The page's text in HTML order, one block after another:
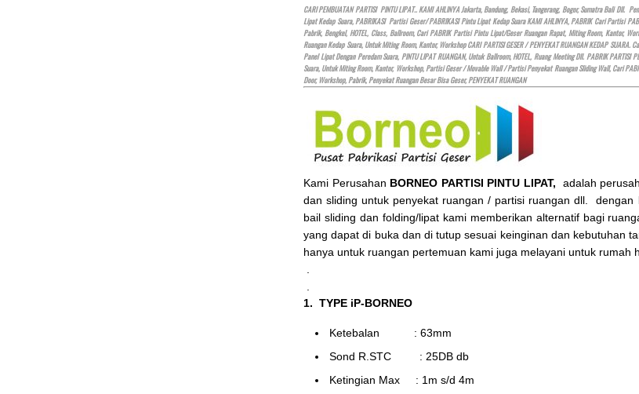
CARI PEMBUATAN PARTISI PINTU LIPAT.. KAMI AHLINYA Jakarta, Bandung, Bekasi, Tangerang, Bogor, Sumatra Bali Dll.
Lipat Kedap Suara, PABRIKASI Partisi Geser/ PABRIKASI Pintu Lipat Kedap Suara KAMI AHLINYA, PABRIK Cari Partisi
Pabrik, Bengkel, HOTEL, Class, Ballroom, Cari PABRIK Partisi Pintu Lipat/Geser Ruangan Rapat, Miting Room, Kantor,
Ruangan Kedap Suara, Untuk Miting Room, Kantor, Workshop CARI PARTISI GESER / PENYEKAT RUANGAN KEDAP
Panel Lipat Dengan Peredam Suara, PINTU LIPAT RUANGAN, Untuk Ballroom, HOTEL, Ruang Meeting Dll. PABRIK PARTISI
Suara, Untuk Miting Room, Kantor, Workshop, Partisi Geser / Movable Wall / Partisi Penyekat Ruangan Sliding Wall, Cari
Door, Workshop, Pabrik, Penyekat Ruangan Besar Bisa Geser, PENYEKAT RUANGAN
Kami Perusahan BORNEO PARTISI PINTU LIPAT, adalah
dan sliding untuk penyekat ruangan / partisi ruangan dll.
bail sliding dan folding/lipat kami memberikan alternatif bagi
yang dapat di buka dan di tutup sesuai keinginan dan kebutuhan
hanya untuk ruangan pertemuan kami juga melayani untuk rumah
1. TYPE iP-BORNEO
Ketebalan : 63mm
Sond R.STC : 25DB db
Ketingian Max : 1m s/d 4m